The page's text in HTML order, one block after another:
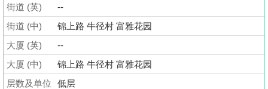
布
置
业
手
册
街道 (英)
--
街道 (中)
锦上路 牛径村 富雅花园
大厦 (英)
--
大厦 (中)
锦上路 牛径村 富雅花园
层数及单位
低层